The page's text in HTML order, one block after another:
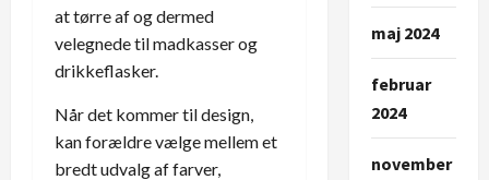
at tørre af og dermed
velegnede til madkasser og
drikkeflasker.
Når det kommer til design,
kan forældre vælge mellem et
bredt udvalg af farver,
maj 2024
februar
2024
november